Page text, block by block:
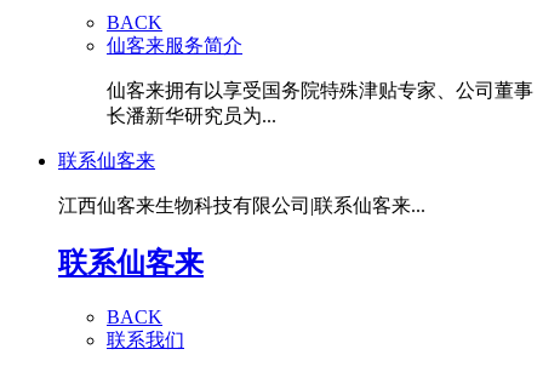
BACK
仙客来服务简介
仙客来拥有以享受国务院特殊津贴专家、公司董事
长潘新华研究员为...
联系仙客来
江西仙客来生物科技有限公司|联系仙客来...
联系仙客来
BACK
联系我们